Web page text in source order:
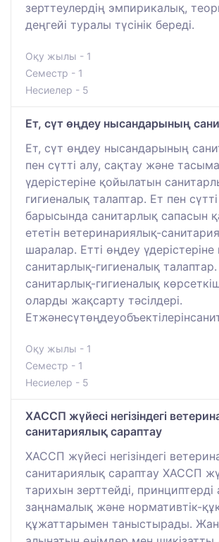
зерттеулердің эмпирикалық,
деңгейі туралы түсінік береді.
Оқу жылы - 1
Семестр - 1
Несиелер - 5
Ет, сүт өңдеу нысандарының
Ет, сүт өңдеу нысандарының
пен сүтті алу, сақтау және
үдерістеріне қойылатын
гигиеналық талаптар. Ет пен
барысында санитарлық сапасын
ететін ветеринариялық-
шаралар. Етті өңдеу
санитарлық-гигиеналық
санитарлық-гигиеналық
оларды жақсарту тәсілдері.
Оқу жылы - 1
Семестр - 1
Несиелер - 5
ХАССП жүйесі негізіндегі
санитариялық сараптау
ХАССП жүйесі негізіндегі
санитариялық сараптау ХАССП
тарихын зерттейді,
заңнамалық және нормативтік-
құжаттарымен таныстырады.